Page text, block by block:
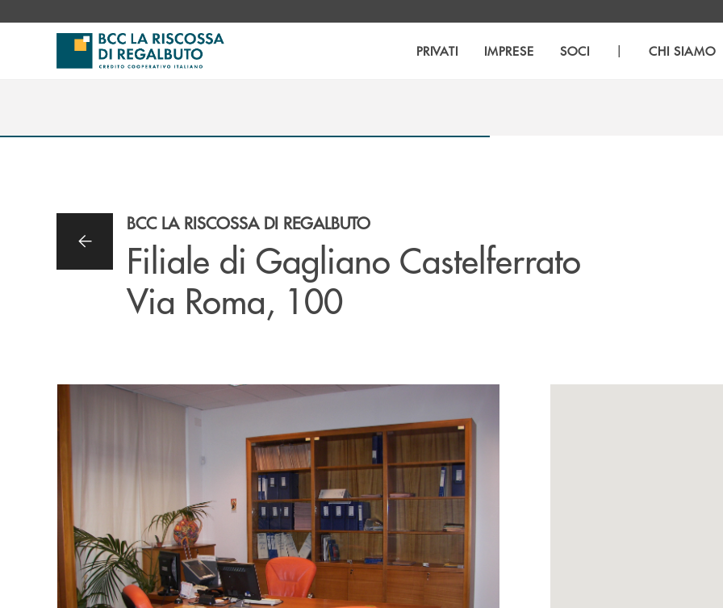
PRIVATI IMPRESE SOCI | CHI SIAMO
BCC LA RISCOSSA DI REGALBUTO
Filiale di Gagliano Castelferrato
Via Roma, 100